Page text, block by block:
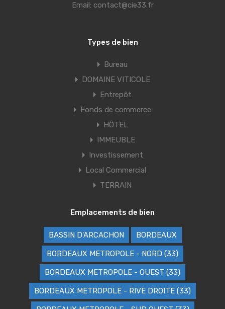
Email: contact@cie33.fr
Types de bien
Bureau
DOMAINE VITICOLE
Entrepôt
Fonds de commerce
HÔTEL
IMMEUBLE
Investissement
Local Commercial
TERRAIN
Emplacements de bien
BASSIN D'ARCACHON BORDEAUX
BORDEAUX METROPOLE - NORD (33)
BORDEAUX METROPOLE - OUEST (33)
BORDEAUX METROPOLE - RIVE DROITE (33)